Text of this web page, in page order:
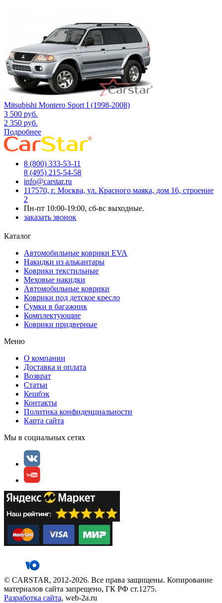
Mitsubishi Montero Sport I (1998-2008)
3 500 руб.
2 350 руб.
Подробнее
8 (800) 333-53-11
8 (495) 215-54-58
info@carstar.ru
117570, г. Москва, ул. Красного маяка, дом 16, строение
2
Пн-пт 10:00-19:00, сб-вс выходные.
заказать звонок
Каталог
Автомобильные коврики EVA
Накидки из алькантары
Коврики текстильные
Меховые накидки
Автомобильные коврики
Коврики под детское кресло
Сумки в багажник
Комплектующие
Коврики придверные
Меню
О компании
Доставка и оплата
Возврат
Статьи
Кешбэк
Контакты
Политика конфиденциальности
Карта сайта
Мы в социальных сетях
© CARSTAR, 2012-2026. Все права защищены. Копирование
материалов сайта запрещено, ГК РФ ст.1275.
Разработка сайта, web-2a.ru